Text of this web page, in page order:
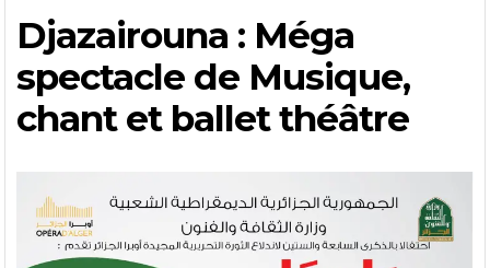
Djazairouna : Méga
spectacle de Musique,
chant et ballet théâtre